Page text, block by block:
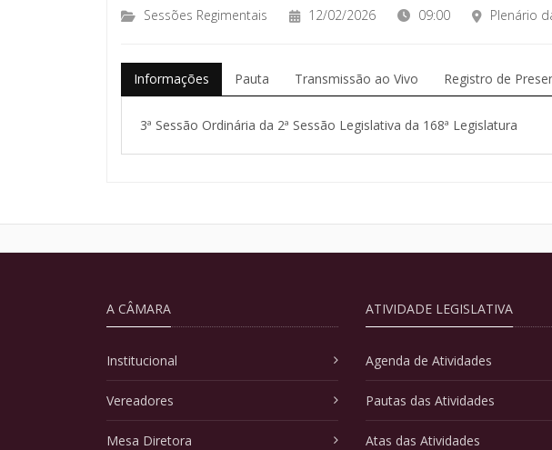
Sessões Regimentais 12/02/2026 09:00 Plenário
Informações Pauta Transmissão ao Vivo Registro de
3ª Sessão Ordinária da 2ª Sessão Legislativa da 168ª Legislatura
A CÂMARA
Institucional
Vereadores
Mesa Diretora
ATIVIDADE LEGISLATIVA
Agenda de Atividades
Pautas das Atividades
Atas das Atividades